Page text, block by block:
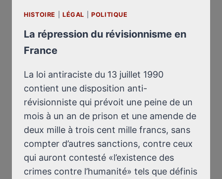
QU’IL
A
PREUVES
CHAMBRES
À
GAZ
NAZIES
HISTOIRE LÉGAL POLITIQUE
La répression du révisionnisme en
France
La loi antiraciste du 13 juillet 1990
contient une disposition anti-
révisionniste qui prévoit une peine de un
mois à un an de prison et une amende de
deux mille à trois cent mille francs, sans
compter d’autres sanctions, contre ceux
qui auront contesté «l’existence des
crimes contre l’humanité» tels que définis